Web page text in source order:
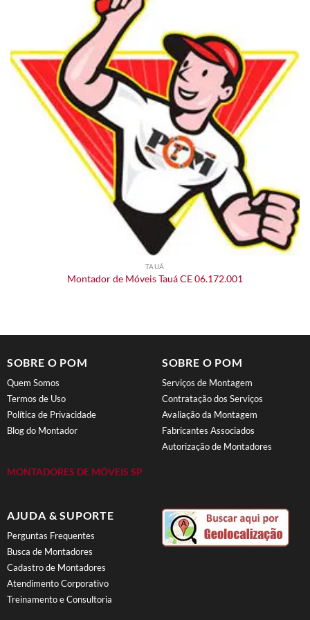
TAUÁ
Montador de Móveis Tauá CE 06.172.001
SOBRE O POM
Quem Somos
Termos de Uso
Política de Privacidade
Blog do Montador
MONTADORES DE MÓVEIS SP
SOBRE O POM
Serviços de Montagem
Contratação dos Serviços
Avaliação da Montagem
Fabricantes Associados
Autorização de Montadores
AJUDA & SUPORTE
Perguntas Frequentes
Busca de Montadores
Cadastro de Montadores
Atendimento Corporativo
Treinamento e Consultoria